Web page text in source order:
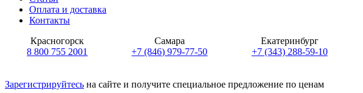
Оплата и доставка
Контакты
Красногорск
8 800 755 2001
Самара
+7 (846) 979-77-50
Екатеринбург
+7 (343) 288-59-10
Зарегистрируйтесь на сайте и получите специальное предложение по ценам